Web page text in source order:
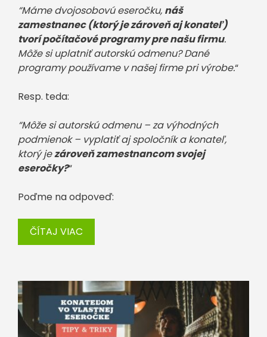
“Máme dvojosobovú eseročku, náš
zamestnanec (ktorý je zároveň aj konateľ)
tvorí počítačové programy pre našu firmu.
Môže si uplatniť autorskú odmenu? Dané
programy používame v našej firme pri výrobe.“
Resp. teda:
“Môže si autorskú odmenu – za výhodných
podmienok – vyplatiť aj spoločník a konateľ,
ktorý jezároveň zamestnancom svojej
eseročky?“
Poďme na odpoveď:
ČÍTAJ VIAC